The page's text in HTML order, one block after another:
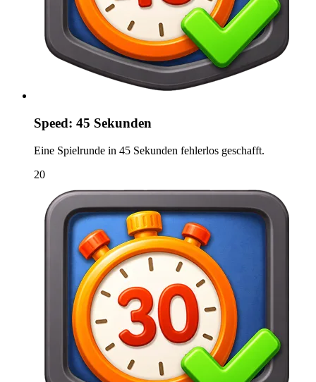
Speed: 45 Sekunden
Eine Spielrunde in 45 Sekunden fehlerlos geschafft.
20